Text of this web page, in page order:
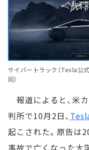
サイバートラック（Tesla公
同）
報道によると、米
判所で10月2日、
起こされた。原告は
事故で亡くなった大